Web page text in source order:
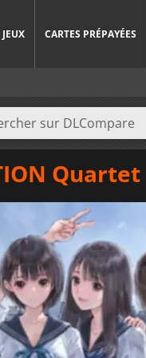
JEUX CARTES PRÉPAYÉES
Quartet